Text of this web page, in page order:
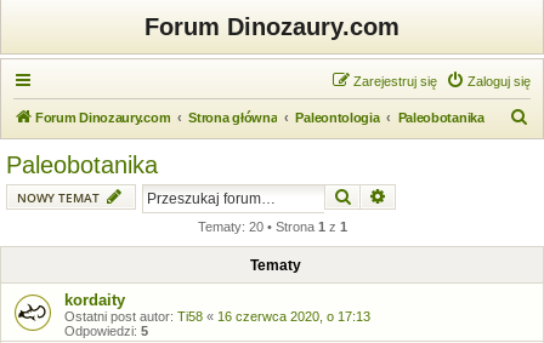
Forum Dinozaury.com
Zaloguj się
Zarejestruj się
Forum Dinozaury.com Strona główna Paleontologia Paleobotanika
Paleobotanika
NOWY TEMAT Szukaj
Tematy: 20 • Strona 1 z 1
Tematy
kordaity
Ostatni post autor: Ti58 « 16 czerwca 2020, o 17:13
Odpowiedzi: 5